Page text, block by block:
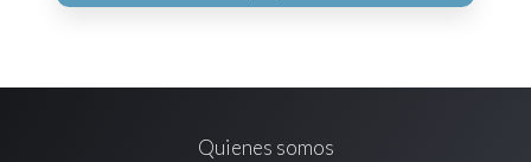
Quienes somos